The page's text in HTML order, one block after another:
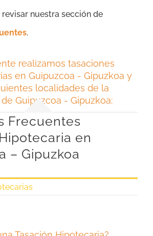
nuestra sección de
.
realizamos tasaciones
en Guipuzcoa - Gipuzkoa y
localidades de la
Guipuzcoa - Gipuzkoa:
Frecuentes
en
– Gipuzkoa